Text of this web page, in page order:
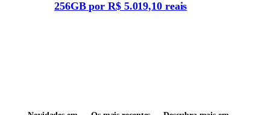
256GB por R$ 5.019,10 reais